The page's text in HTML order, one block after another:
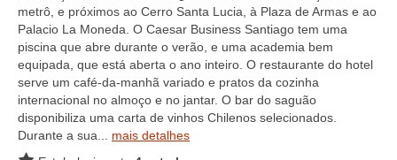
metrô, e próximos ao Cerro Santa Lucia, à Plaza de Armas e ao
Palacio La Moneda. O Caesar Business Santiago tem uma
piscina que abre durante o verão, e uma academia bem
equipada, que está aberta o ano inteiro. O restaurante do hotel
serve um café-da-manhã variado e pratos da cozinha
internacional no almoço e no jantar. O bar do saguão
disponibiliza uma carta de vinhos Chilenos selecionados.
Durante a sua... mais detalhes